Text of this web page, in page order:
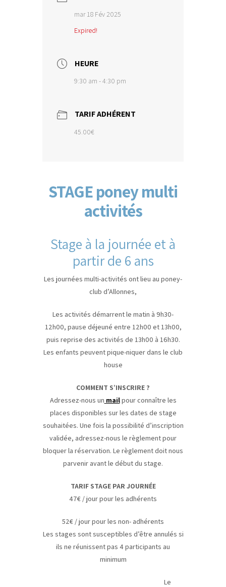
mar 18 Fév 2025
Expired!
HEURE
9:30 am - 4:30 pm
TARIF ADHÉRENT
45.00€
STAGE poney multi
activités
Stage à la journée et à
partir de 6 ans
Les journées multi-activités ont lieu au poney-
club d’Allonnes,
Les activités démarrent le matin à 9h30-
12h00, pause déjeuné entre 12h00 et 13h00,
puis reprise des activités de 13h00 à 16h30.
Les enfants peuvent pique-niquer dans le club
house
COMMENT S’INSCRIRE ?
Adressez-nous un mailpour connaître les
places disponibles sur les dates de stage
souhaitées. Une fois la possibilité d’inscription
validée, adressez-nous le règlement pour
bloquer la réservation. Le règlement doit nous
parvenir avant le début du stage.
TARIF STAGE PAR JOURNÉE
47€ / jour pour les adhérents
52€ / jour pour les non- adhérents
Les stages sont susceptibles d’être annulés si
ils ne réunissent pas 4 participants au
minimum
Le